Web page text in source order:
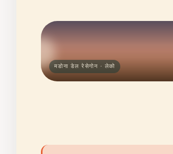
मडोना डेल रेसेगोन · लेको